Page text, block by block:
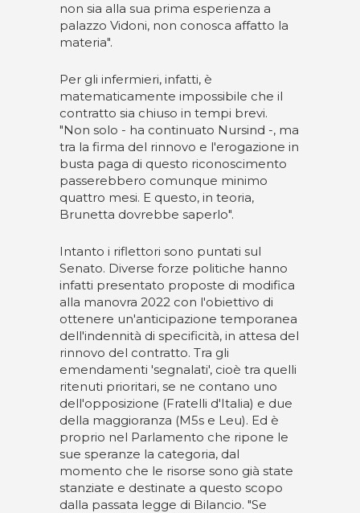
non sia alla sua prima esperienza a
palazzo Vidoni, non conosca affatto la
materia".
Per gli infermieri, infatti, è
matematicamente impossibile che il
contratto sia chiuso in tempi brevi.
"Non solo - ha continuato Nursind -, ma
tra la firma del rinnovo e l'erogazione in
busta paga di questo riconoscimento
passerebbero comunque minimo
quattro mesi. E questo, in teoria,
Brunetta dovrebbe saperlo".
Intanto i riflettori sono puntati sul
Senato. Diverse forze politiche hanno
infatti presentato proposte di modifica
alla manovra 2022 con l'obiettivo di
ottenere un'anticipazione temporanea
dell'indennità di specificità, in attesa del
rinnovo del contratto. Tra gli
emendamenti 'segnalati', cioè tra quelli
ritenuti prioritari, se ne contano uno
dell'opposizione (Fratelli d'Italia) e due
della maggioranza (M5s e Leu). Ed è
proprio nel Parlamento che ripone le
sue speranze la categoria, dal
momento che le risorse sono già state
stanziate e destinate a questo scopo
dalla passata legge di Bilancio. "Se